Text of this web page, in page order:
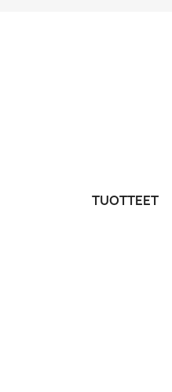
TUOTTEET